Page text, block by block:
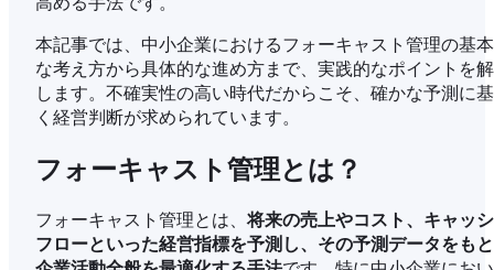
本記事では、中小企業におけるフォーキャスト管理の基
な考え方から具体的な進め方まで、実践的なポイントを
します。不確実性の高い時代だからこそ、確かな予測に
く経営判断が求められています。
フォーキャスト管理とは？
フォーキャスト管理とは、将来の売上やコスト、キャッ
フローといった経営指標を予測し、その予測データをも